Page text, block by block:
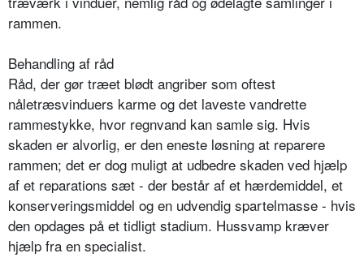
rammen.
Behandling af råd
Råd, der gør træet blødt angriber som oftest
nåletræsvinduers karme og det laveste vandrette
rammestykke, hvor regnvand kan samle sig. Hvis
skaden er alvorlig, er den eneste løsning at reparere
rammen; det er dog muligt at udbedre skaden ved hjælp
af et reparations sæt - der består af et hærdemiddel, et
konserveringsmiddel og en udvendig spartelmasse - hvis
den opdages på et tidligt stadium. Hussvamp kræver
hjælp fra en specialist.